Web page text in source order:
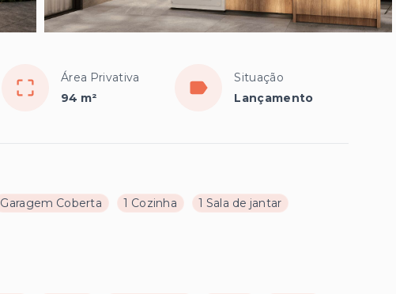
Área Privativa
94 m²
Situação
Lançamento
Garagem Coberta 1 Cozinha
1 Sala de jantar